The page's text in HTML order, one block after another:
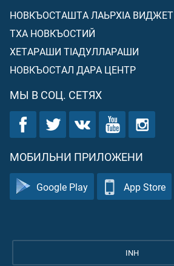
НОВКЪОСТАШТА ЛАЬРХIА ВИДЖЕТ
ТХА НОВКЪОСТИЙ
ХЕТАРАШИ ТIАДУЛЛАРАШИ
НОВКЪОСТАЛ ДАРА ЦЕНТР
МЫ В СОЦ. СЕТЯХ
МОБИЛЬНИ ПРИЛОЖЕНИ
Google Play App Store
INH